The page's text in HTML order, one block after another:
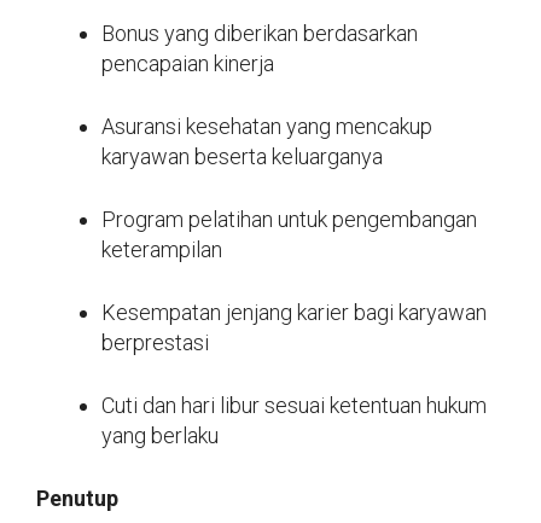
Bonus yang diberikan berdasarkan
pencapaian kinerja
Asuransi kesehatan yang mencakup
karyawan beserta keluarganya
Program pelatihan untuk pengembangan
keterampilan
Kesempatan jenjang karier bagi karyawan
berprestasi
Cuti dan hari libur sesuai ketentuan hukum
yang berlaku
Penutup